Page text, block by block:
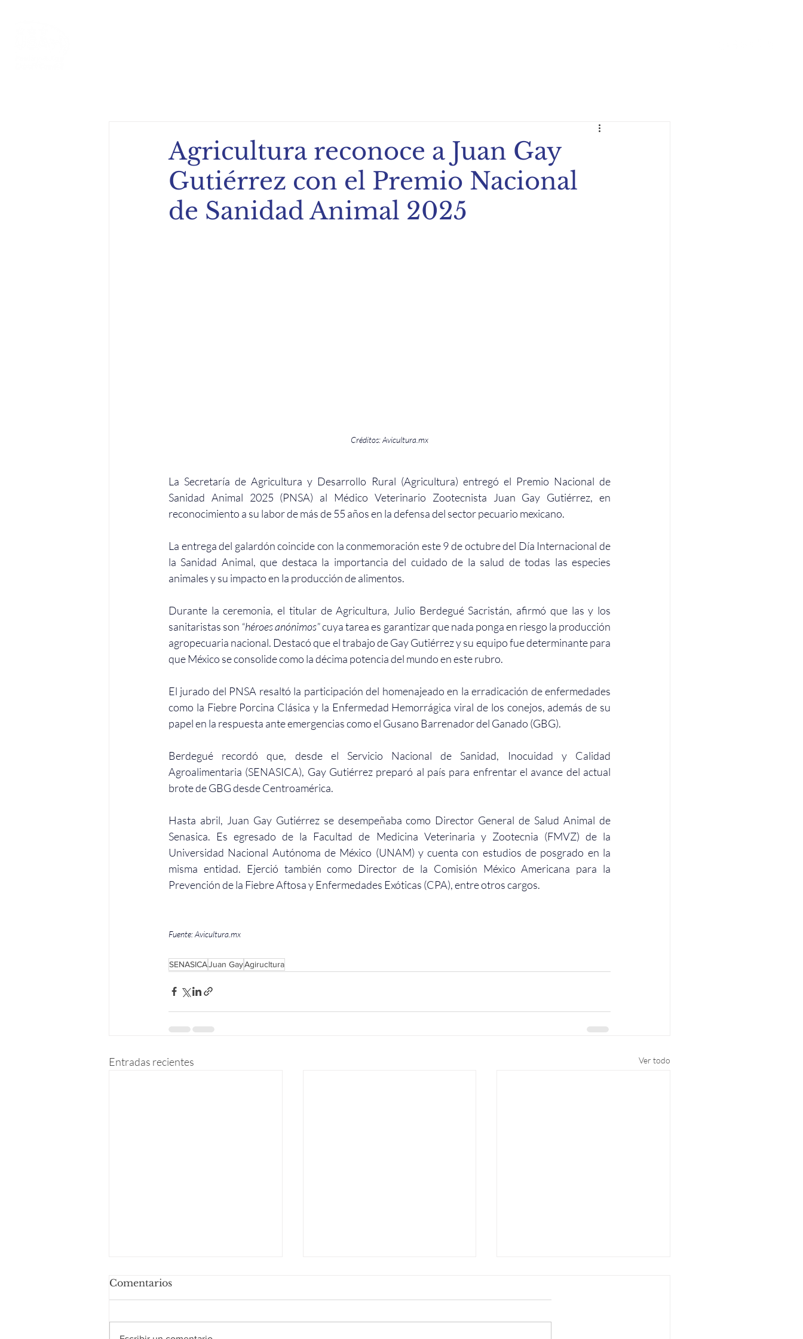
Agricultura reconoce a Juan Gay
Gutiérrez con el Premio Nacional
de Sanidad Animal 2025
Créditos: Avicultura.mx
La Secretaría de Agricultura y Desarrollo Rural (Agricultura) entregó el Premio Nacional de
Sanidad Animal 2025 (PNSA) al Médico Veterinario Zootecnista Juan Gay Gutiérrez, en
reconocimiento a su labor de más de 55 años en la defensa del sector pecuario mexicano.
La entrega del galardón coincide con la conmemoración este 9 de octubre del Día Internacional de
la Sanidad Animal, que destaca la importancia del cuidado de la salud de todas las especies
animales y su impacto en la producción de alimentos.
Durante la ceremonia, el titular de Agricultura, Julio Berdegué Sacristán, afirmó que las y los
sanitaristas son “héroes anónimos” cuya tarea es garantizar que nada ponga en riesgo la producción
agropecuaria nacional. Destacó que el trabajo de Gay Gutiérrez y su equipo fue determinante para
que México se consolide como la décima potencia del mundo en este rubro.
El jurado del PNSA resaltó la participación del homenajeado en la erradicación de enfermedades
como la Fiebre Porcina Clásica y la Enfermedad Hemorrágica viral de los conejos, además de su
papel en la respuesta ante emergencias como el Gusano Barrenador del Ganado (GBG).
Berdegué recordó que, desde el Servicio Nacional de Sanidad, Inocuidad y Calidad
Agroalimentaria (SENASICA), Gay Gutiérrez preparó al país para enfrentar el avance del actual
brote de GBG desde Centroamérica.
Hasta abril, Juan Gay Gutiérrez se desempeñaba como Director General de Salud Animal de
Senasica. Es egresado de la Facultad de Medicina Veterinaria y Zootecnia (FMVZ) de la
Universidad Nacional Autónoma de México (UNAM) y cuenta con estudios de posgrado en la
misma entidad. Ejerció también como Director de la Comisión México Americana para la
Prevención de la Fiebre Aftosa y Enfermedades Exóticas (CPA), entre otros cargos.
Fuente: Avicultura.mx
SENASICAJuan GayAgirucltura
Entradas recientes Ver todo
Comentarios